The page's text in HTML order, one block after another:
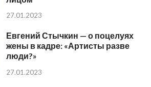
27.01.2023
Евгений Стычкин — о поцелуях
жены в кадре: «Артисты разве
люди?»
27.01.2023